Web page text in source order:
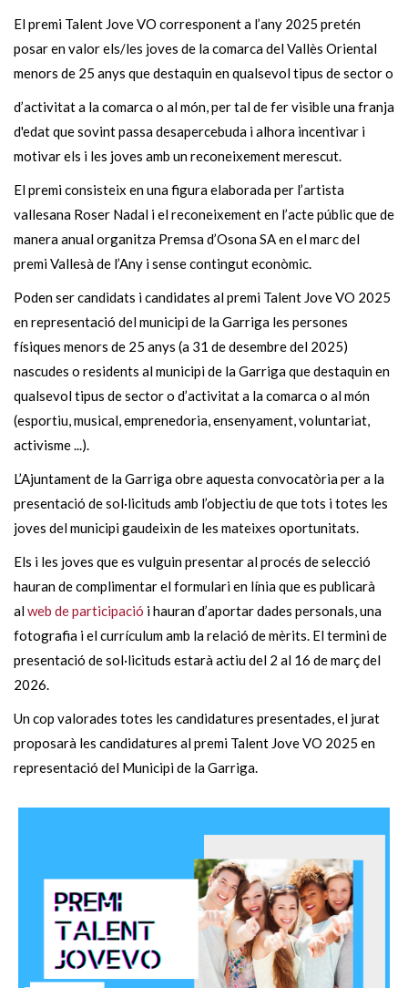
El premi Talent Jove VO corresponent a l’any 2025 pretén
posar en valor els/les joves de la comarca del Vallès Oriental
menors de 25 anys que destaquin en qualsevol tipus de sector o
d’activitat a la comarca o al món, per tal de fer visible una franja
d'edat que sovint passa desapercebuda i alhora incentivar i
motivar els i les joves amb un reconeixement merescut.
El premi consisteix en una figura elaborada per l’artista
vallesana Roser Nadal i el reconeixement en l’acte públic que de
manera anual organitza Premsa d’Osona SA en el marc del
premi Vallesà de l’Any i sense contingut econòmic.
Poden ser candidats i candidates al premi Talent Jove VO 2025
en representació del municipi de la Garriga les persones
físiques menors de 25 anys (a 31 de desembre del 2025)
nascudes o residents al municipi de la Garriga que destaquin en
qualsevol tipus de sector o d’activitat a la comarca o al món
(esportiu, musical, emprenedoria, ensenyament, voluntariat,
activisme ...).
L’Ajuntament de la Garriga obre aquesta convocatòria per a la
presentació de sol·licituds amb l’objectiu de que tots i totes les
joves del municipi gaudeixin de les mateixes oportunitats.
Els i les joves que es vulguin presentar al procés de selecció
hauran de complimentar el formulari en línia que es publicarà
alweb de participació i hauran d’aportar dades personals, una
fotografia i el currículum amb la relació de mèrits. El termini de
presentació de sol·licituds estarà actiu del 2 al 16 de març del
2026.
Un cop valorades totes les candidatures presentades, el jurat
proposarà les candidatures al premi Talent Jove VO 2025 en
representació del Municipi de la Garriga.